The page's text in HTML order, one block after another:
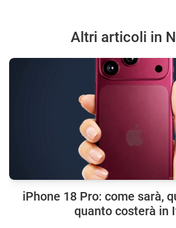
Altri articoli in
iPhone 18 Pro: come sarà,
quanto costerà in